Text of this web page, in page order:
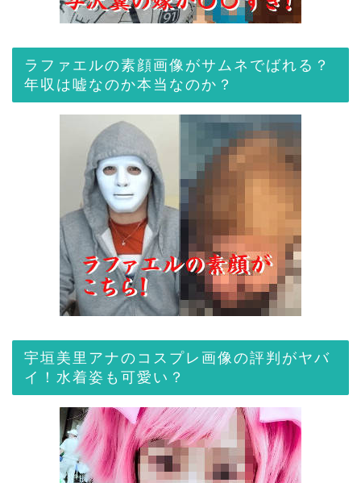
ラファエルの素顔画像がサムネでばれる？
年収は嘘なのか本当なのか？
宇垣美里アナのコスプレ画像の評判がヤバ
イ！水着姿も可愛い？